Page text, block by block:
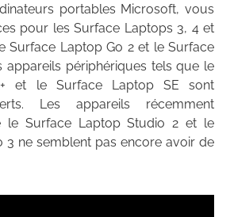
portables Microsoft, vous
pour les Surface Laptops 3, 4 et
Surface Laptop Go 2 et le Surface
appareils périphériques tels que le
et le Surface Laptop SE sont
Les appareils récemment
le Surface Laptop Studio 2 et le
3 ne semblent pas encore avoir de